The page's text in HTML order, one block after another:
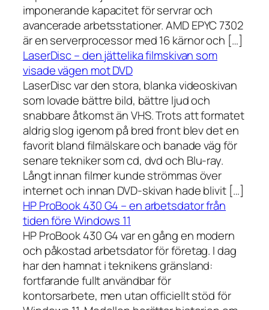
imponerande kapacitet för servrar och
avancerade arbetsstationer. AMD EPYC 7302
är en serverprocessor med 16 kärnor och […]
LaserDisc – den jättelika filmskivan som
visade vägen mot DVD
LaserDisc var den stora, blanka videoskivan
som lovade bättre bild, bättre ljud och
snabbare åtkomst än VHS. Trots att formatet
aldrig slog igenom på bred front blev det en
favorit bland filmälskare och banade väg för
senare tekniker som cd, dvd och Blu-ray.
Långt innan filmer kunde strömmas över
internet och innan DVD-skivan hade blivit […]
HP ProBook 430 G4 – en arbetsdator från
tiden före Windows 11
HP ProBook 430 G4 var en gång en modern
och påkostad arbetsdator för företag. I dag
har den hamnat i teknikens gränsland:
fortfarande fullt användbar för
kontorsarbete, men utan officiellt stöd för